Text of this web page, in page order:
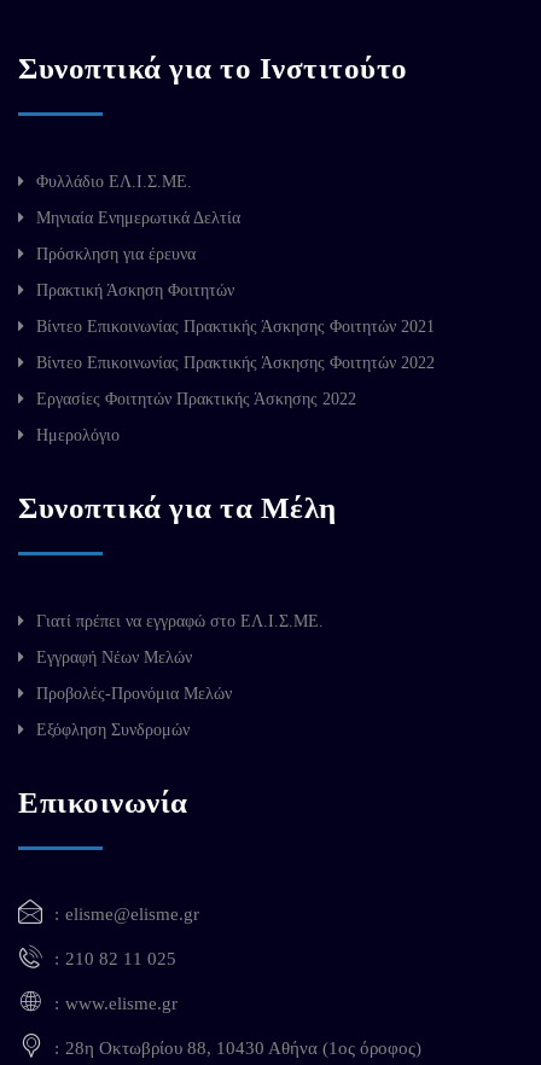
Συνοπτικά για το Ινστιτούτο
Φυλλάδιο ΕΛ.Ι.Σ.ΜΕ.
Μηνιαία Ενημερωτικά Δελτία
Πρόσκληση για έρευνα
Πρακτική Άσκηση Φοιτητών
Βίντεο Επικοινωνίας Πρακτικής Άσκησης Φοιτητών 2021
Βίντεο Επικοινωνίας Πρακτικής Άσκησης Φοιτητών 2022
Εργασίες Φοιτητών Πρακτικής Άσκησης 2022
Ημερολόγιο
Συνοπτικά για τα Μέλη
Γιατί πρέπει να εγγραφώ στο ΕΛ.Ι.Σ.ΜΕ.
Εγγραφή Νέων Μελών
Προβολές-Προνόμια Μελών
Εξόφληση Συνδρομών
Επικοινωνία
elisme@elisme.gr
210 82 11 025
www.elisme.gr
28η Οκτωβρίου 88, 10430 Αθήνα (1ος όροφος)